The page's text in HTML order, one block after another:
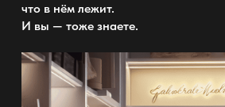
что в нём лежит.
И вы — тоже знаете.